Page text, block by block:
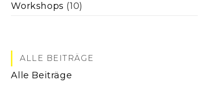
Workshops (10)
ALLE BEITRÄGE
Alle Beiträge